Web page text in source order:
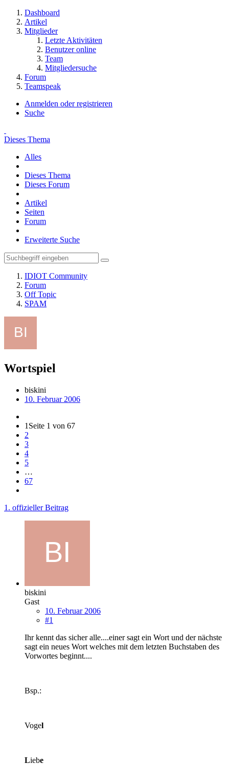
Dashboard
Artikel
Mitglieder
Letzte Aktivitäten
Benutzer online
Team
Mitgliedersuche
Forum
Teamspeak
Anmelden oder registrieren
Suche
Dieses Thema
Alles
Dieses Thema
Dieses Forum
Artikel
Seiten
Forum
Erweiterte Suche
IDIOT Community
Forum
Off Topic
SPAM
Wortspiel
biskini
10. Februar 2006
1 Seite 1 von 67
2
3
4
5
…
67
1. offizieller Beitrag
biskini
Gast
10. Februar 2006
#1
Ihr kennt das sicher alle....einer sagt ein Wort und der nächste
sagt ein neues Wort welches mit dem letzten Buchstaben des
Vorwortes beginnt....
Bsp.:
Vogel
Liebe